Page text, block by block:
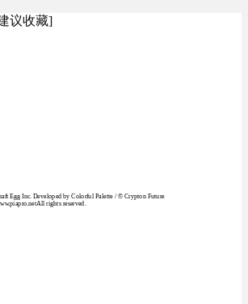
议收藏]
Egg Inc. Developed by Colorful Palette / © Crypton Future
rights reserved.